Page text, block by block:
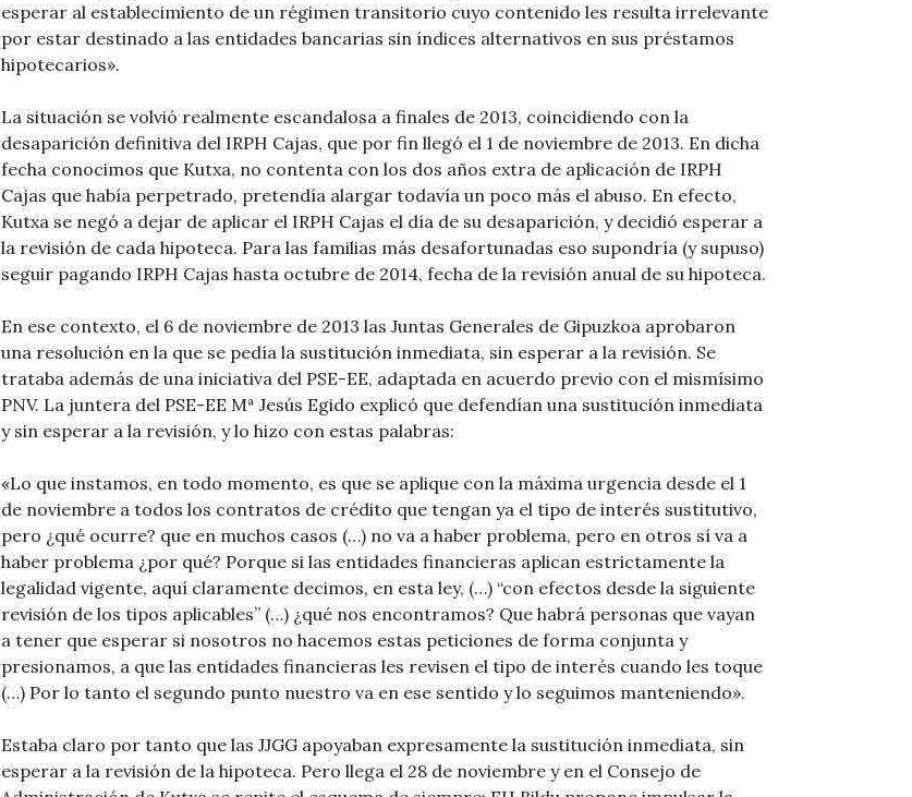
esperar al establecimiento de un régimen transitorio cuyo contenido les resulta irrelevante
por estar destinado a las entidades bancarias sin índices alternativos en sus préstamos
hipotecarios».
La situación se volvió realmente escandalosa a finales de 2013, coincidiendo con la
desaparición definitiva del IRPH Cajas, que por fin llegó el 1 de noviembre de 2013. En dicha
fecha conocimos que Kutxa, no contenta con los dos años extra de aplicación de IRPH
Cajas que había perpetrado, pretendía alargar todavía un poco más el abuso. En efecto,
Kutxa se negó a dejar de aplicar el IRPH Cajas el día de su desaparición, y decidió esperar a
la revisión de cada hipoteca. Para las familias más desafortunadas eso supondría (y supuso)
seguir pagando IRPH Cajas hasta octubre de 2014, fecha de la revisión anual de su hipoteca.
En ese contexto, el 6 de noviembre de 2013 las Juntas Generales de Gipuzkoa aprobaron
una resolución en la que se pedía la sustitución inmediata, sin esperar a la revisión. Se
trataba además de una iniciativa del PSE-EE, adaptada en acuerdo previo con el mismísimo
PNV. La juntera del PSE-EE Mª Jesús Egido explicó que defendían una sustitución inmediata
y sin esperar a la revisión, y lo hizo con estas palabras:
«Lo que instamos, en todo momento, es que se aplique con la máxima urgencia desde el 1
de noviembre a todos los contratos de crédito que tengan ya el tipo de interés sustitutivo,
pero ¿qué ocurre? que en muchos casos (…) no va a haber problema, pero en otros sí va a
haber problema ¿por qué? Porque si las entidades financieras aplican estrictamente la
legalidad vigente, aquí claramente decimos, en esta ley, (…) “con efectos desde la siguiente
revisión de los tipos aplicables” (…) ¿qué nos encontramos? Que habrá personas que vayan
a tener que esperar si nosotros no hacemos estas peticiones de forma conjunta y
presionamos, a que las entidades financieras les revisen el tipo de interés cuando les toque
(…) Por lo tanto el segundo punto nuestro va en ese sentido y lo seguimos manteniendo».
Estaba claro por tanto que las JJGG apoyaban expresamente la sustitución inmediata, sin
esperar a la revisión de la hipoteca. Pero llega el 28 de noviembre y en el Consejo de